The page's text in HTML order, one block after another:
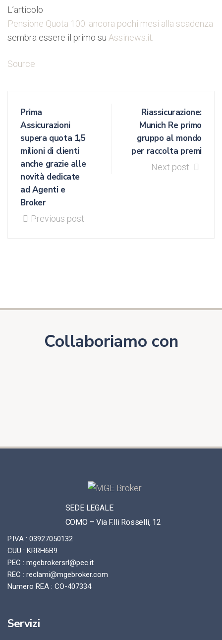
L’articolo
Pensione Quota 100: ancora pochi mesi alla scadenza
sembra essere il primo su Assinews.it
Source
Prima
Assicurazioni
supera quota 1,5
milioni di clienti
anche grazie alle
novità dedicate
ad Agenti e
Broker
Previous post
Riassicurazione:
Munich Re primo
gruppo al mondo
per raccolta premi
Next post
Collaboriamo con
SEDE LEGALE
COMO – Via F.lli Rosselli, 12
P.IVA : 03927050132
CUU : KRRH6B9
PEC : mgebrokersrl@pec.it
REC : reclami@mgebroker.com
Numero REA : CO-407334
Servizi